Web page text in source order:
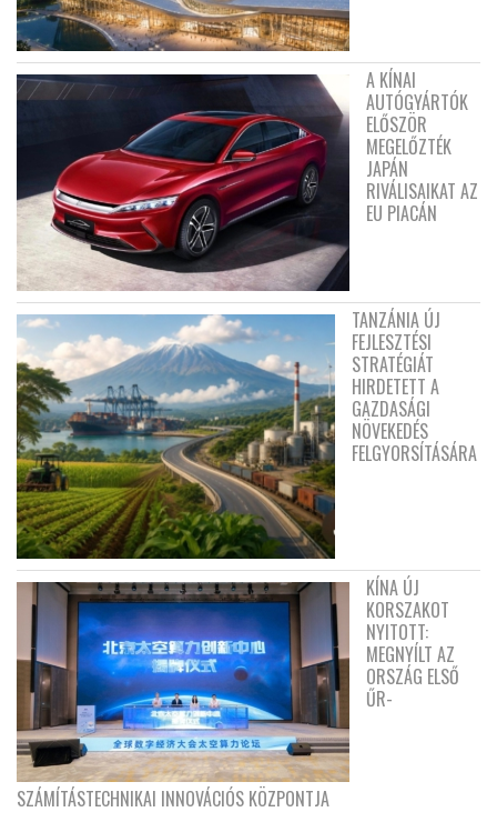
A KÍNAI
AUTÓGYÁRTÓK
ELŐSZÖR
MEGELŐZTÉK
JAPÁN
RIVÁLISAIKAT AZ
EU PIACÁN
TANZÁNIA ÚJ
FEJLESZTÉSI
STRATÉGIÁT
HIRDETETT A
GAZDASÁGI
NÖVEKEDÉS
FELGYORSÍTÁSÁRA
KÍNA ÚJ
KORSZAKOT
NYITOTT:
MEGNYÍLT AZ
ORSZÁG ELSŐ
ŰR-
SZÁMÍTÁSTECHNIKAI INNOVÁCIÓS KÖZPONTJA